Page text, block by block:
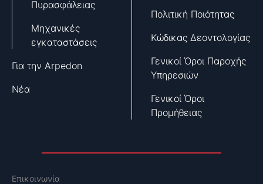
Πυρασφάλειας
Μηχανικές
εγκαταστάσεις
Για την Arpedon
Νέα
Πολιτική Ποιότητας
Κώδικας Δεοντολογίας
Γενικοί Όροι Παροχής
Υπηρεσιών
Γενικοί Όροι
Προμήθειας
Επικοινωνία